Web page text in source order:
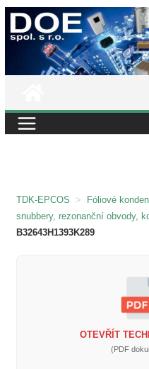
Přeskočit
na
TDK-EPCOS > Fóliové
snubbery, rezonanční obvody,
B32643H1393K289
OTEVŘÍT
(PDF